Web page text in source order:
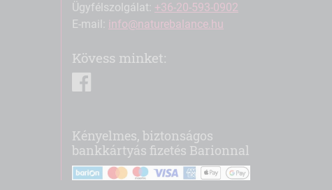
Ügyfélszolgálat: +36-20-593-0902
E-mail: info@naturebalance.hu
Kövess minket:
Kényelmes, biztonságos
bankkártyás fizetés Barionnal